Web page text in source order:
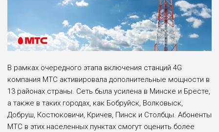
В рамках очередного этапа включения станций 4G
компания МТС активировала дополнительные мощности в
13 районах страны. Сеть была усилена в Минске и Бресте,
а также в таких городах, как Бобруйск, Волковыск,
Добруш, Костюковичи, Кричев, Пинск и Столбцы. Абоненты
МТС в этих населенных пунктах смогут оценить более